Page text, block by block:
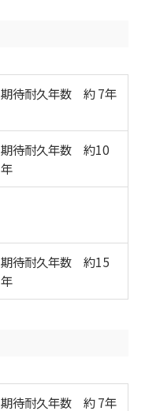
期待耐久年数 約 7年
期待耐久年数 約10
年
期待耐久年数 約15
年
期待耐久年数 約 7年